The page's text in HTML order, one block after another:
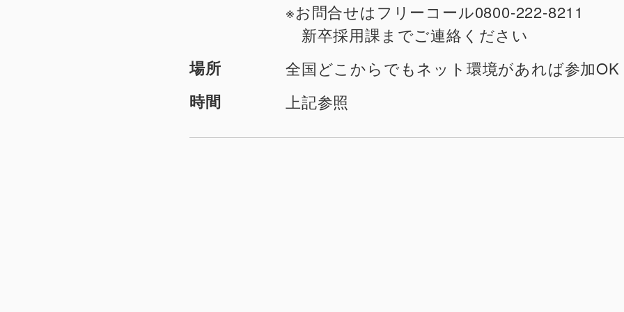
※お問合せはフリーコール0800-222-8211
新卒採用課までご連絡ください
場所 全国どこからでもネット環境があれば参
時間 上記参照